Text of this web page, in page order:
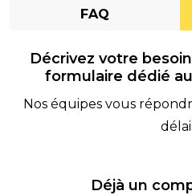
FAQ
Décrivez votre
formulaire dédié
Nos équipes vous
Déjà un